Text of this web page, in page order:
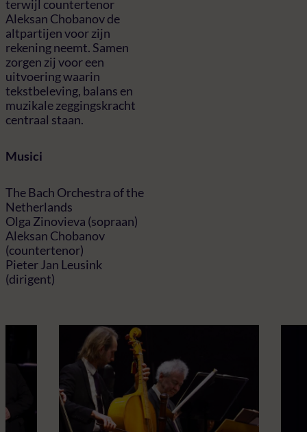
terwijl countertenor
Aleksan Chobanov de
altpartijen voor zijn
rekening neemt. Samen
zorgen zij voor een
uitvoering waarin
tekstbeleving, balans en
muzikale zeggingskracht
centraal staan.
Musici
The Bach Orchestra of the
Netherlands
Olga Zinovieva (sopraan)
Aleksan Chobanov
(countertenor)
Pieter Jan Leusink
(dirigent)